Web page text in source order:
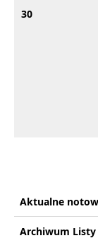
30
Aktualne
Archiwum